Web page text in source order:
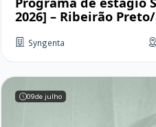
2026] – Ribeirão Preto/
Syngenta
09de julho